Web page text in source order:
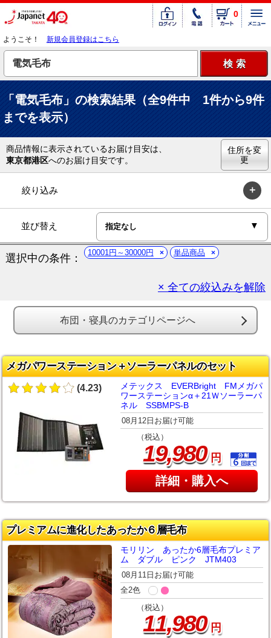
0
ようこそ！ 新規会員登録はこちら
「電気毛布」の検索結果（全9件中 1件から9件
までを表示）
商品情報に表示されているお届け目安は、
東京都港区へのお届け目安です。
住所を変
更
絞り込み
並び替え
選択中の条件： 10001円～30000円 単品商品
× 全ての絞込みを解除
布団・寝具のカテゴリページへ
メガパワーステーション＋ソーラーパネルのセット
(4.23)
メテックス EVERBright FMメガパ
ワーステーションα＋21Ｗソーラーパ
ネル SSBMPS-B
08月12日お届け可能
（税込）
19,980円
詳細・購入へ
プレミアムに進化したあったか６層毛布
モリリン あったか6層毛布プレミア
ム ダブル ピンク JTM403
08月11日お届け可能
全2色
（税込）
11,980円